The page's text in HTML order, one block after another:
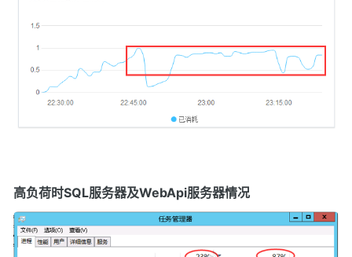
高负荷时SQL服务器及WebApi服务器情况